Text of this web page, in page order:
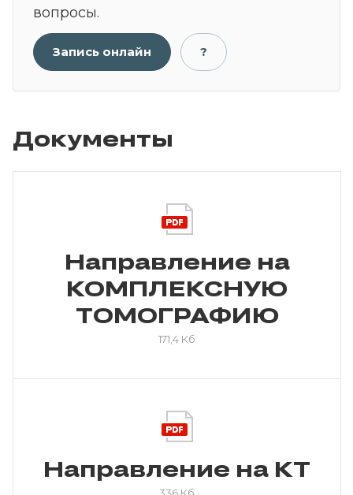
вопросы.
Запись онлайн ?
Документы
Направление на
КОМПЛЕКСНУЮ
ТОМОГРАФИЮ
171,4 Кб
Направление на КТ